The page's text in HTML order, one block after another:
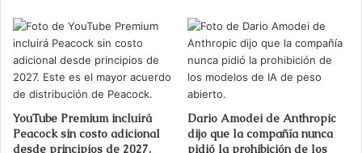
YouTube Premium incluirá
Peacock sin costo adicional
desde principios de 2027.
Dario Amodei de Anthropic
dijo que la compañía nunca
pidió la prohibición de los